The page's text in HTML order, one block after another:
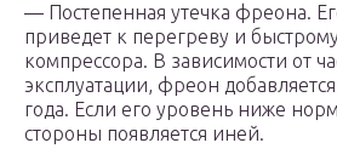
— Постепенная утечка фреона.
приведет к перегреву и
компрессора. В зависимости от
эксплуатации, фреон
года. Если его уровень ниже
стороны появляется иней.